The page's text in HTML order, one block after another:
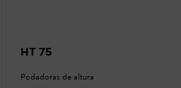
HT 75
Podadoras de altura